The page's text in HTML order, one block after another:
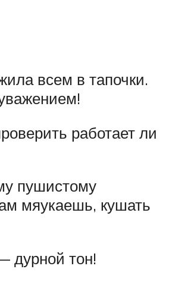
всем в тапочки.
работает ли
пушистому
мяукаешь, кушать
дурной тон!